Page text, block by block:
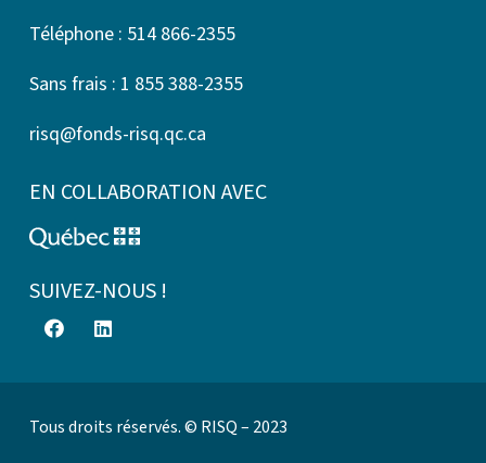
Téléphone : 514 866-2355
Sans frais : 1 855 388-2355
risq@fonds-risq.qc.ca
EN COLLABORATION AVEC
SUIVEZ-NOUS !
Tous droits réservés. © RISQ – 2023